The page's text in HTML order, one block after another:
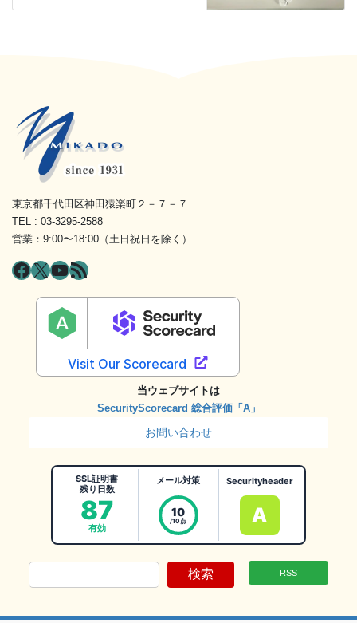
東京都千代田区神田猿楽町２－７－７
TEL : 03-3295-2588
営業：9:00〜18:00（土日祝日を除く）
Facebook
X YouTube
RSS フィード
当ウェブサイトは
SecurityScorecard 総合評価「A」
お問い合わせ
SSL証明書
残り日数
87
有効
メール対策
10
/10点
Securityheader
A
検索 RSS